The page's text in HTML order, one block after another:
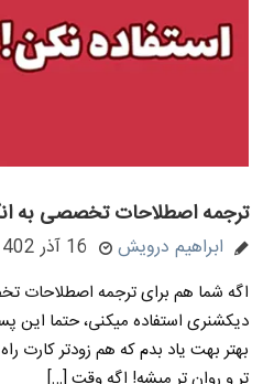
ترجمه اصطلاحات تخصصی به
ابراهیم درویش 16 آذر 1402
اگه شما هم برای ترجمه اصطلاحات
دیکشنری استفاده میکنی، حتما
بهتر بهت یاد بدم که هم زودتر کارت